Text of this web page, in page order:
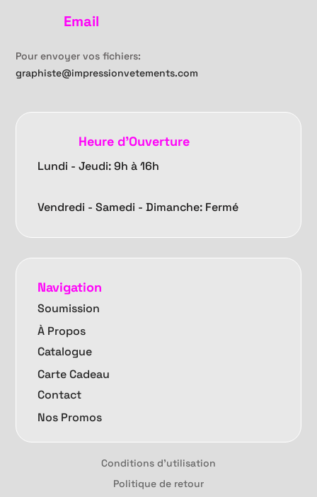
Email
Pour envoyer vos fichiers:
graphiste@impressionvetements.com
Heure d'Ouverture
Lundi - Jeudi: 9h à 16h
Vendredi -Samedi - Dimanche: Fermé
Navigation
Soumission
À Propos
Catalogue
Carte Cadeau
Contact
Nos Promos
Conditions d'utilisation
Politique de retour